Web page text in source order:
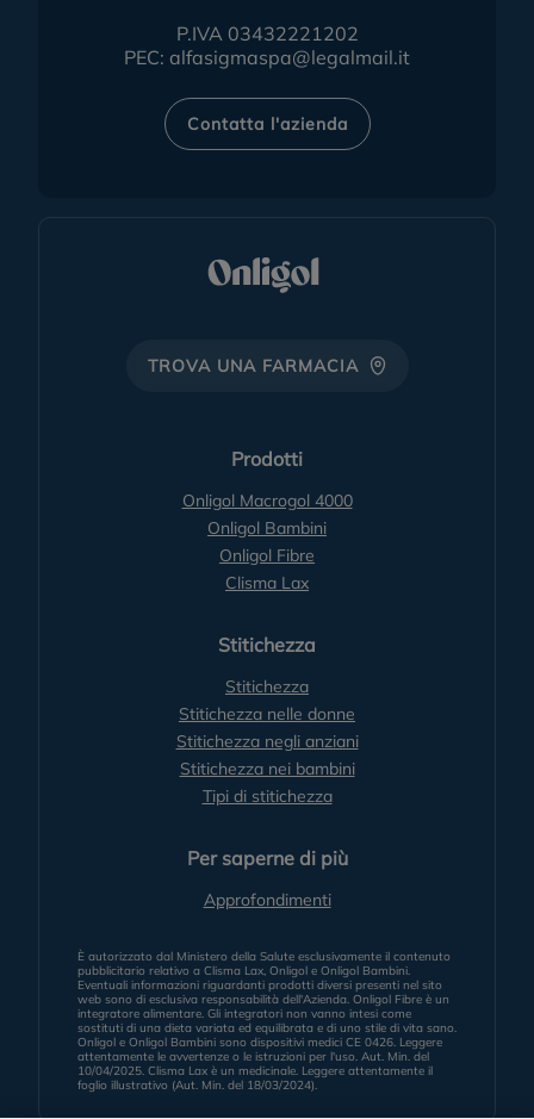
P.IVA 03432221202
PEC: alfasigmaspa@legalmail.it
Contatta l'azienda
TROVA UNA FARMACIA
Prodotti
Onligol Macrogol 4000
Onligol Bambini
Onligol Fibre
Clisma Lax
Stitichezza
Stitichezza
Stitichezza nelle donne
Stitichezza negli anziani
Stitichezza nei bambini
Tipi di stitichezza
Per saperne di più
Approfondimenti
È autorizzato dal Ministero della Salute esclusivamente il contenuto
pubblicitario relativo a Clisma Lax, Onligol e Onligol Bambini.
Eventuali informazioni riguardanti prodotti diversi presenti nel sito
web sono di esclusiva responsabilità dell'Azienda. Onligol Fibre è un
integratore alimentare. Gli integratori non vanno intesi come
sostituti di una dieta variata ed equilibrata e di uno stile di vita sano.
Onligol e Onligol Bambini sono dispositivi medici CE 0426. Leggere
attentamente le avvertenze o le istruzioni per l'uso. Aut. Min. del
10/04/2025. Clisma Lax è un medicinale. Leggere attentamente il
foglio illustrativo (Aut. Min. del 18/03/2024).